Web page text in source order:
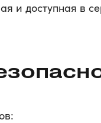
и доступная в